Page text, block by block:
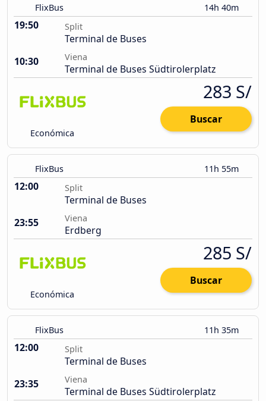
FlixBus 14h 40m
19:50 Split
Terminal de Buses
10:30
Viena
Terminal de Buses Südtirolerplatz
Económica
283 S/
Buscar
FlixBus 11h 55m
12:00 Split
Terminal de Buses
23:55
Viena
Erdberg
Económica
285 S/
Buscar
FlixBus 11h 35m
12:00 Split
Terminal de Buses
23:35
Viena
Terminal de Buses Südtirolerplatz